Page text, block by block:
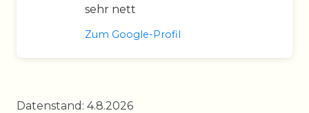
sehr nett
Zum Google-Profil
Datenstand: 4.8.2026